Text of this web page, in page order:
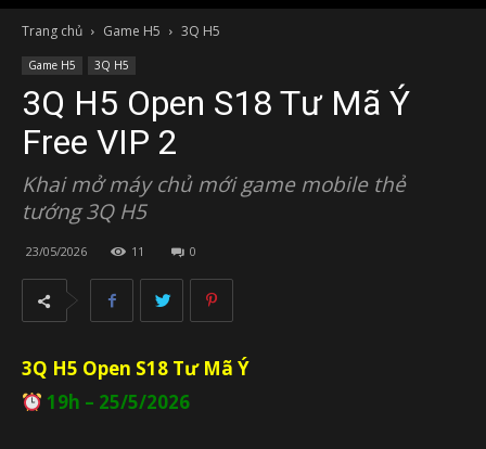
Trang chủ Game H5 3Q H5
Game H5 3Q H5
3Q H5 Open S18 Tư Mã Ý
Free VIP 2
Khai mở máy chủ mới game mobile thẻ
tướng 3Q H5
23/05/2026 11 0
3Q H5 Open S18 Tư Mã Ý
19h – 25/5/2026